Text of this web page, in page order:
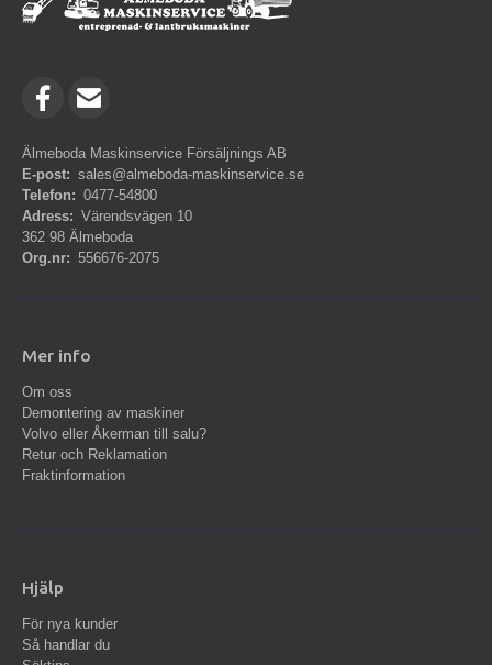
Älmeboda Maskinservice Försäljnings AB
E-post: sales@almeboda-maskinservice.se
Telefon: 0477-54800
Adress: Värendsvägen 10
362 98 Älmeboda
Org.nr: 556676-2075
Mer info
Om oss
Demontering av maskiner
Volvo eller Åkerman till salu?
Retur och Reklamation
Fraktinformation
Hjälp
För nya kunder
Så handlar du